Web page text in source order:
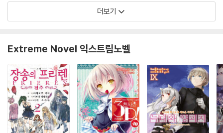
더보기
Extreme Novel 익스트림노벨